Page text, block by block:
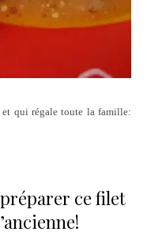
et qui régale toute la famille:
ce filet